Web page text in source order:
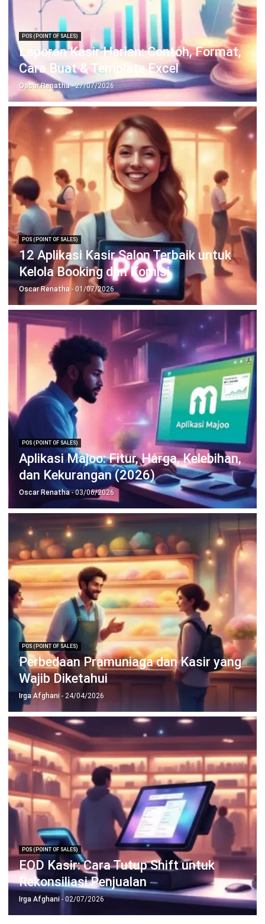
POS (POINT OF SALES)
Laporan Kasir Harian: Contoh, Format,
Cara Buat & Template Excel
Oscar Renatha- 27/07/2026
POS (POINT OF SALES)
12 Aplikasi Kasir Salon Terbaik untuk
Kelola Booking dan Komisi
Oscar Renatha - 01/07/2026
POS (POINT OF SALES)
Aplikasi Majoo: Fitur, Harga, Kelebihan,
dan Kekurangan (2026)
Oscar Renatha- 03/06/2026
POS (POINT OF SALES)
Perbedaan Pramuniaga dan Kasir yang
Wajib Diketahui
Irga Afghani - 24/04/2026
POS (POINT OF SALES)
EOD Kasir: Cara Tutup Shift untuk
Rekonsiliasi Penjualan
Irga Afghani - 02/07/2026